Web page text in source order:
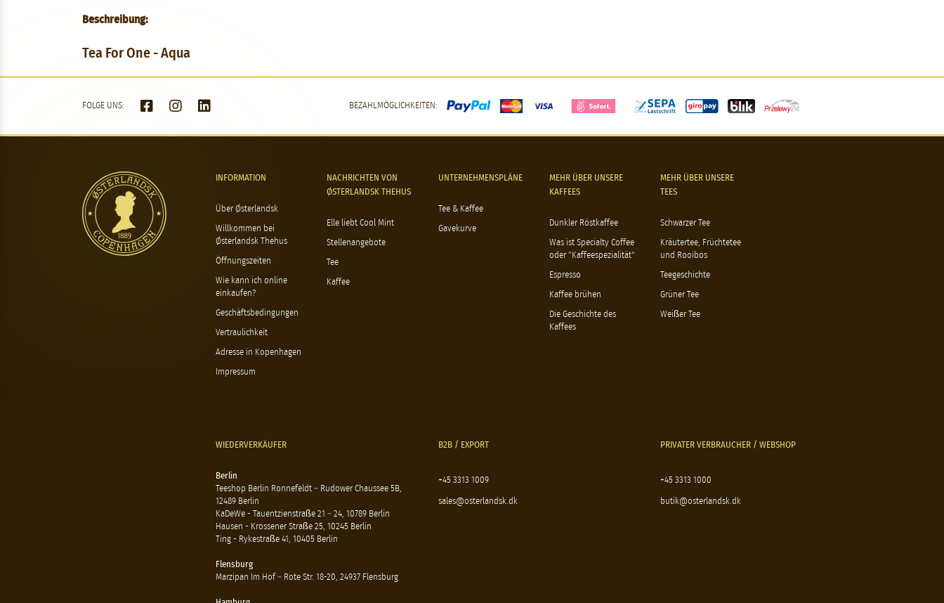
Beschreibung:
Tea For One - Aqua
FOLGE UNS: BEZAHLMÖGLICHKEITEN:
INFORMATION
Über Østerlandsk
Willkommen bei
Østerlandsk Thehus
Öffnungszeiten
Wie kann ich online
einkaufen?
Geschäftsbedingungen
Vertraulichkeit
Adresse in Kopenhagen
Impressum
NACHRICHTEN VON
ØSTERLANDSK THEHUS
Elle liebt Cool Mint
Stellenangebote
Tee
Kaffee
UNTERNEHMENSPLÄNE
Tee & Kaffee
Gavekurve
MEHR ÜBER UNSERE
KAFFEES
Dunkler Röstkaffee
Was ist Specialty Coffee
oder "Kaffeespezialität"
Espresso
Kaffee brühen
Die Geschichte des
Kaffees
MEHR ÜBER UNSERE
TEES
Schwarzer Tee
Kräutertee, Früchtetee
und Rooibos
Teegeschichte
Grüner Tee
Weißer Tee
WIEDERVERKÄUFER
Berlin
Teeshop Berlin Ronnefeldt – Rudower Chaussee 5B,
12489 Berlin
KaDeWe - Tauentzienstraße 21 – 24, 10789 Berlin
Hausen - Krossener Straße 25, 10245 Berlin
Ting - Rykestraße 41, 10405 Berlin
Flensburg
Marzipan Im Hof – Rote Str. 18-20, 24937 Flensburg
B2B / EXPORT
+45 3313 1009
sales@osterlandsk.dk
PRIVATER VERBRAUCHER / WEBSHOP
+45 3313 1000
butik@osterlandsk.dk